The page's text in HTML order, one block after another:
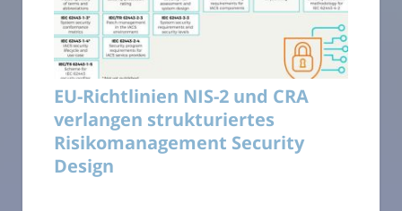
EU-Richtlinien NIS-2 und CRA
verlangen strukturiertes
Risikomanagement Security
Design